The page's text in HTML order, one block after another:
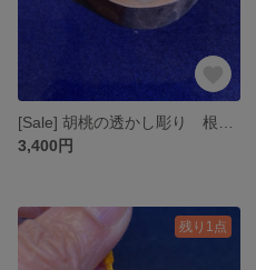
3,400円
残り1点